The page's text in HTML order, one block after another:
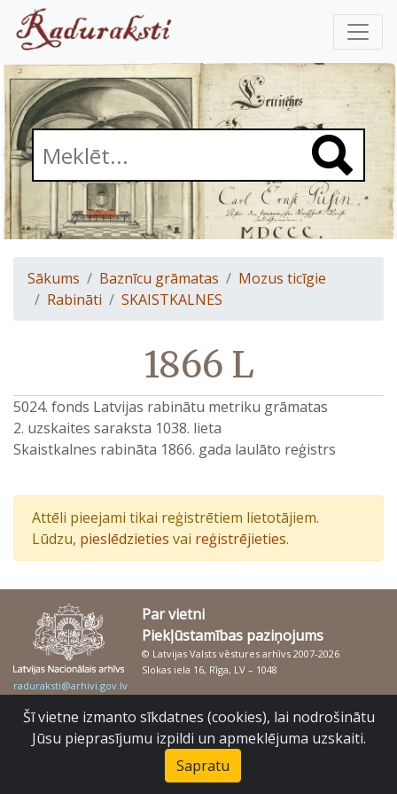
Sākums Baznīcu grāmatas
Mozus ticīgie
Rabināti
SKAISTKALNES
1866 L
5024. fonds Latvijas rabinātu metriku grāmatas
2. uzskaites saraksta 1038. lieta
Skaistkalnes rabināta 1866. gada laulāto reģistrs
Attēli pieejami tikai reģistrētiem lietotājiem.
Lūdzu, pieslēdzieties vai reģistrējieties.
Par vietni
Piekļūstamības paziņojums
© Latvijas Valsts vēstures arhīvs 2007-2026
Slokas iela 16, Rīga, LV – 1048
raduraksti@arhivi.gov.lv
Šī vietne izmanto sīkdatnes (cookies), lai nodrošinātu
Jūsu pieprasījumu izpildi un apmeklējuma uzskaiti.
Sapratu